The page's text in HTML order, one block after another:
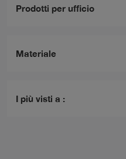
Prodotti per ufficio
Materiale
I più visti a :